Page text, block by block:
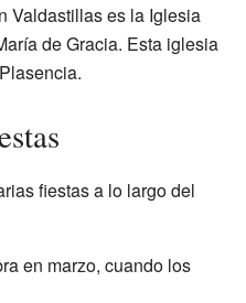
Valdastillas es la Iglesia
de Gracia. Esta iglesia
fiestas a lo largo del
en marzo, cuando los